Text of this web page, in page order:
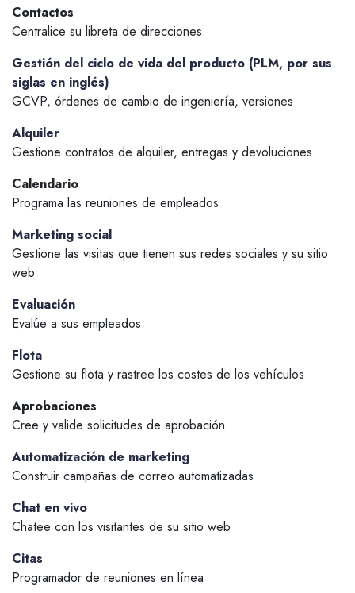
Contactos
Centralice su libreta de direcciones
Gestión del ciclo de vida del producto (PLM, por sus
siglas en inglés)
GCVP, órdenes de cambio de ingeniería, versiones
Alquiler
Gestione contratos de alquiler, entregas y devoluciones
Calendario
Programa las reuniones de empleados
Marketing social
Gestione las visitas que tienen sus redes sociales y su sitio
web
Evaluación
Evalúe a sus empleados
Flota
Gestione su flota y rastree los costes de los vehículos
Aprobaciones
Cree y valide solicitudes de aprobación
Automatización de marketing
Construir campañas de correo automatizadas
Chat en vivo
Chatee con los visitantes de su sitio web
Citas
Programador de reuniones en línea